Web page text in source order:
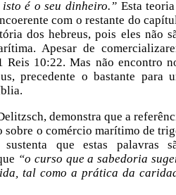
é o seu dinheiro.” Esta
com o restante do
dos hebreus, pois eles não
Apesar de
Reis 10:22. Mas não encontro
precedente o bastante para
demonstra que a
sobre o comércio marítimo de
que estas palavras
“o curso que a sabedoria
tal como a prática da